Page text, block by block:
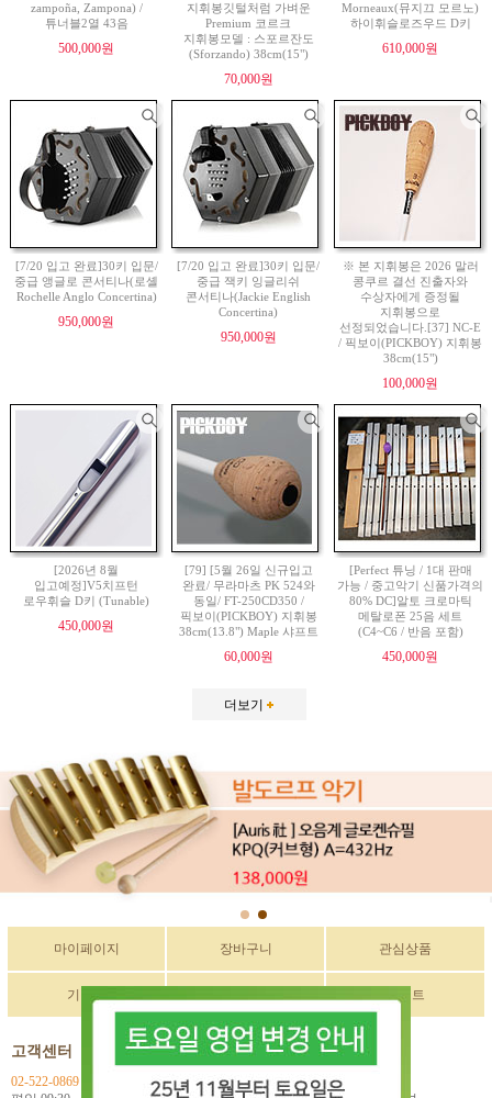
zampoña, Zampona) /
튜너블2열 43음
500,000원
지휘봉깃털처럼 가벼운
Premium 코르크
지휘봉모델 : 스포르잔도
(Sforzando) 38cm(15")
70,000원
Morneaux(뮤지끄 모르노)
하이휘슬로즈우드 D키
610,000원
[7/20 입고 완료]30키 입문/
중급 앵글로 콘서티나(로셸
Rochelle Anglo Concertina)
950,000원
[7/20 입고 완료]30키 입문/
중급 잭키 잉글리쉬
콘서티나(Jackie English
Concertina)
950,000원
※ 본 지휘봉은 2026 말러
콩쿠르 결선 진출자와
수상자에게 증정될
지휘봉으로
선정되었습니다.[37] NC-E
/ 픽보이(PICKBOY) 지휘봉
38cm(15")
100,000원
[2026년 8월
입고예정]V5치프턴
로우휘슬 D키 (Tunable)
450,000원
[79] [5월 26일 신규입고
완료/ 무라마츠 PK 524와
동일/ FT-250CD350 /
픽보이(PICKBOY) 지휘봉
38cm(13.8") Maple 샤프트
60,000원
[Perfect 튜닝 / 1대 판매
가능 / 중고악기 신품가격의
80% DC]알토 크로마틱
메탈로폰 25음 세트
(C4~C6 / 반음 포함)
450,000원
더보기
마이페이지 장바구니 관심상품
기획전 이벤트
고객센터
02-522-0869
입금계좌정보
국민 270901-04-033114